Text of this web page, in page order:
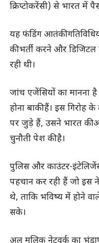
क्रिप्टोकरेंसी) से भारत में
यह फंडिंग आतंकी
की भर्ती करने और डिजिटल
रही थी।
जांच एजेंसियों का
होना बाकी हैं। इस गिरोह
पर जुड़े हैं, उसने भारत की
चुनौती पेश की है।
पुलिस और काउंटर-
पहचान कर रही हैं जो इस
थे, ताकि भविष्य में होने
सके।